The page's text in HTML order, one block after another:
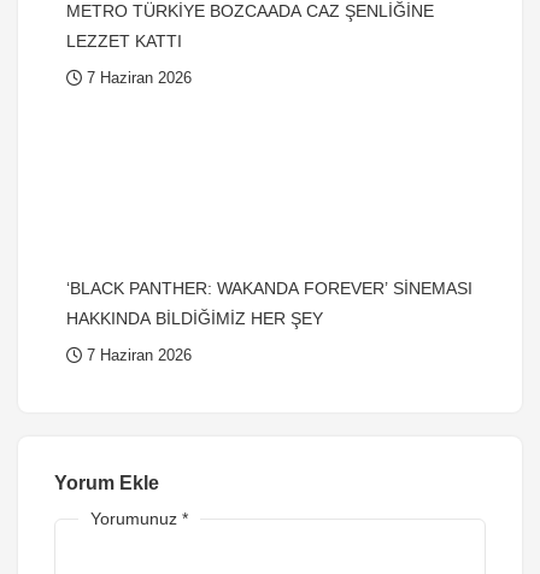
METRO TÜRKİYE BOZCAADA CAZ ŞENLİĞİNE
LEZZET KATTI
7 Haziran 2026
‘BLACK PANTHER: WAKANDA FOREVER’ SİNEMASI
HAKKINDA BİLDİĞİMİZ HER ŞEY
7 Haziran 2026
Yorum Ekle
Yorumunuz *